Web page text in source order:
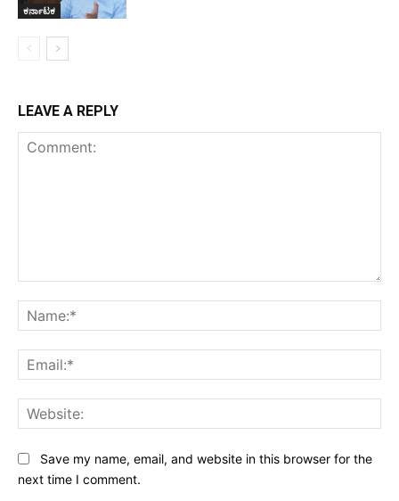
ಕರ್ನಾಟಕ
LEAVE A REPLY
Save my name, email, and website in this browser for the
next time I comment.